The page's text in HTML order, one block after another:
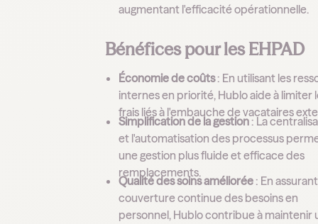
augmentant l'efficacité opérationnelle.
Bénéfices pour les EHPAD
Économie de coûts: En utilisant les
internes en priorité, Hublo aide à limiter
frais liés à l'embauche de vacataires
Simplification de la gestion: La
et l'automatisation des processus
une gestion plus fluide et efficace des
remplacements.
Qualité des soins améliorée : En
couverture continue des besoins en
personnel, Hublo contribue à maintenir